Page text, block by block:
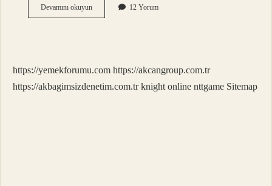
Devamını okuyunSintine
Tankı
12 Yorum
https://yemekforumu.com https://akcangroup.com.tr
https://akbagimsizdenetim.com.tr knight online nttgame Sitemap